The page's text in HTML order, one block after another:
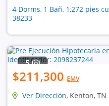
4 Dorms, 1 Bañ, 1,272 pies
38233
5
$211,300 EMV
Ver Dirección, Kenton, TN